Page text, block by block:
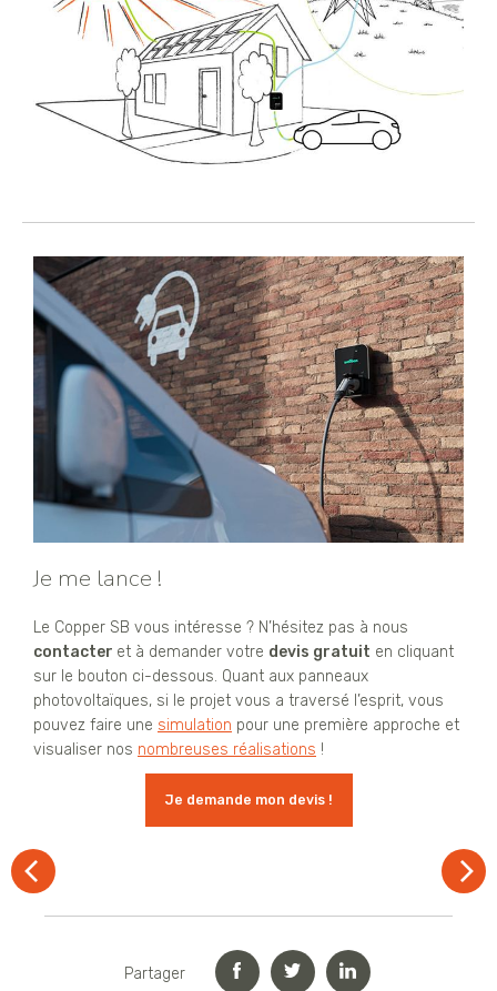
Je me lance !
Le Copper SB vous intéresse ? N’hésitez pas à nous
contacter et à demander votre devis gratuit en cliquant
sur le bouton ci-dessous. Quant aux panneaux
photovoltaïques, si le projet vous a traversé l’esprit, vous
pouvez faire une simulation pour une première approche et
visualiser nos nombreuses réalisations !
Je demande mon devis !
Partager